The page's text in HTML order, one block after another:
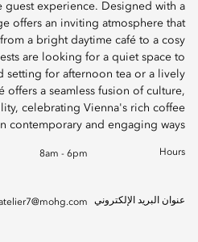
guest experience. Designed with a
offers an inviting atmosphere that
a bright daytime café to a cosy
are looking for a quiet space to
setting for afternoon tea or a lively
offers a seamless fusion of culture,
celebrating Vienna's rich coffee
contemporary and engaging ways.
Hours
8am - 6pm
عنوان البريد الإلكتروني